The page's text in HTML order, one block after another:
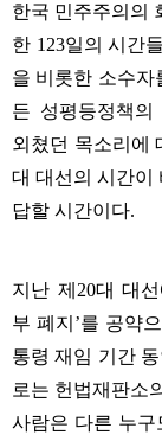
한국 민주주의의
한 123일의 시간
을 비롯한 소수자
든 성평등정책
외쳤던 목소리에
대 대선의 시간이
답할 시간이다.
지난 제 20대 대
부 폐지 ’를 공약
통령 재임 기간
로는 헌법재판소
사람은 다른 누구